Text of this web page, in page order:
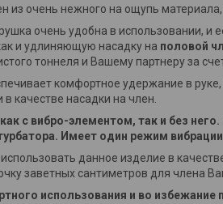
из очень нежного на ощупь
очень удобна в использовании, и
и удлиняющую насадку на половой
тоннеля и Вашему партнеру за
комфортное удержание в
качестве насадки на член.
с вибро-элементом, так и без
Имеет один режим
данное изделие в
заветных сантиметров для члена
использования и во